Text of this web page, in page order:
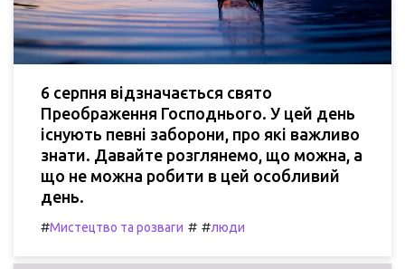
6 серпня відзначається свято
Преображення Господнього. У цей день
існують певні заборони, про які важливо
знати. Давайте розглянемо, що можна, а
що не можна робити в цей особливий
день.
#Мистецтво та розваги # #люди